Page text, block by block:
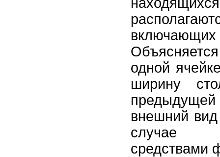
одной
ширину
внешний
случае
средствами